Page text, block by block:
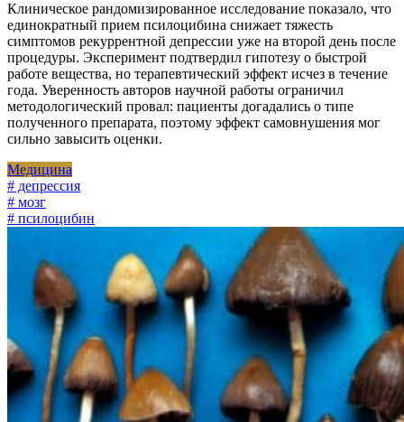
Клиническое рандомизированное исследование показало, что
единократный прием псилоцибина снижает тяжесть
симптомов рекуррентной депрессии уже на второй день после
процедуры. Эксперимент подтвердил гипотезу о быстрой
работе вещества, но терапевтический эффект исчез в течение
года. Уверенность авторов научной работы ограничил
методологический провал: пациенты догадались о типе
полученного препарата, поэтому эффект самовнушения мог
сильно завысить оценки.
Медицина
# депрессия
# мозг
# псилоцибин